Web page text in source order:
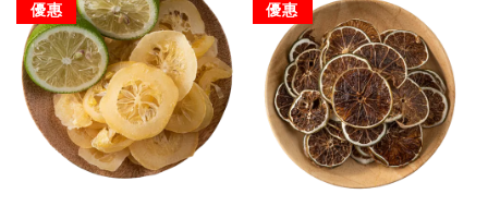
優惠 優惠